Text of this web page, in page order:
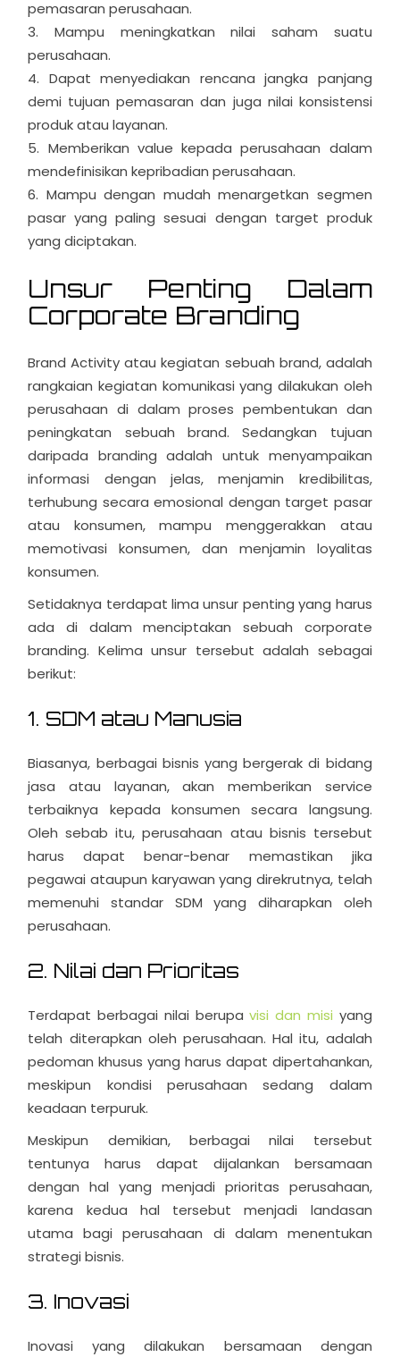
pemasaran perusahaan.
Mampu meningkatkan nilai saham suatu
perusahaan.
Dapat menyediakan rencana jangka panjang
demi tujuan pemasaran dan juga nilai konsistensi
produk atau layanan.
Memberikan value kepada perusahaan dalam
mendefinisikan kepribadian perusahaan.
Mampu dengan mudah menargetkan segmen
pasar yang paling sesuai dengan target produk
yang diciptakan.
Unsur Penting Dalam
Corporate Branding
Brand Activity atau kegiatan sebuah brand, adalah
rangkaian kegiatan komunikasi yang dilakukan oleh
perusahaan di dalam proses pembentukan dan
peningkatan sebuah brand. Sedangkan tujuan
daripada branding adalah untuk menyampaikan
informasi dengan jelas, menjamin kredibilitas,
terhubung secara emosional dengan target pasar
atau konsumen, mampu menggerakkan atau
memotivasi konsumen, dan menjamin loyalitas
konsumen.
Setidaknya terdapat lima unsur penting yang harus
ada di dalam menciptakan sebuah corporate
branding. Kelima unsur tersebut adalah sebagai
berikut:
1. SDM atau Manusia
Biasanya, berbagai bisnis yang bergerak di bidang
jasa atau layanan, akan memberikan service
terbaiknya kepada konsumen secara langsung.
Oleh sebab itu, perusahaan atau bisnis tersebut
harus dapat benar-benar memastikan jika
pegawai ataupun karyawan yang direkrutnya, telah
memenuhi standar SDM yang diharapkan oleh
perusahaan.
2. Nilai dan Prioritas
Terdapat berbagai nilai berupavisi dan misi yang
telah diterapkan oleh perusahaan. Hal itu, adalah
pedoman khusus yang harus dapat dipertahankan,
meskipun kondisi perusahaan sedang dalam
keadaan terpuruk.
Meskipun demikian, berbagai nilai tersebut
tentunya harus dapat dijalankan bersamaan
dengan hal yang menjadi prioritas perusahaan,
karena kedua hal tersebut menjadi landasan
utama bagi perusahaan di dalam menentukan
strategi bisnis.
3. Inovasi
Inovasi yang dilakukan bersamaan dengan